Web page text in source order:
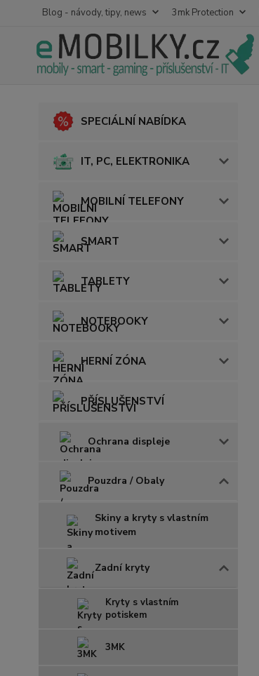
Blog - návody, tipy, news 3mk Protection
SPECIÁLNÍ NABÍDKA
IT, PC, ELEKTRONIKA
MOBILNÍ TELEFONY
SMART
TABLETY
NOTEBOOKY
HERNÍ ZÓNA
PŘÍSLUŠENSTVÍ
Ochrana displeje
Pouzdra / Obaly
Skiny a kryty s vlastním
motivem
Zadní kryty
Kryty s vlastním
potiskem
3MK